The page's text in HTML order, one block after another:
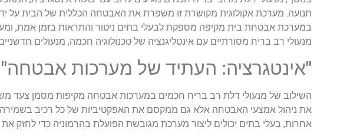
תנועה. מערכת אקולוגית מקושרת זו משפרת את האבטחה הכללית של הבית על
במערכת אבטחת בית מקיפה מספקת לבעלי בתים ניטור והתראות בזמן אמת,
מנעולי רב בריח מסורתיים עם אינטליגנציה של טכנולוגיה חכמה, מנעולים
"אינטגרציה: העתיד של מערכות אבטחה"
השילוב של מנעולי דלת רב בריח חכמים במערכות אבטחה מקיפות מסמן צעד
את ניהול אמצעי האבטחה אלא גם ממקסם את האפקטיביות של כל רכיב בשמירה
אחרות, בעלי בתים יכולים ליצור מערכת מגובשת הפועלת בהרמוניה כדי לחזק את